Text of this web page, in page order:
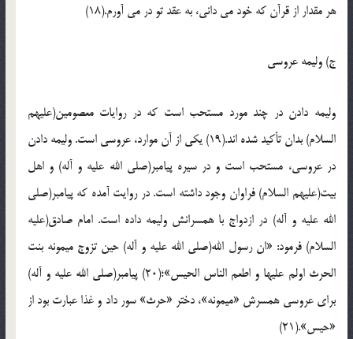
هر مقدار از قرآن که خود مي داني، به عقد تو در مي آورم.(18)
ج) وليمه عروسي
وليمه دادن در چند مورد مستحب است که در روايات معصومين(عليهم
السلام) بدان تأکيد شده اند.(19) يکي از آن موارد، عروسي است. وليمه دادن
در عروسي، مستحب است و در سيره پيامبر(صلي الله عليه و آله) و اهل
بيت(عليهم السلام) فراوان وجود داشته است. در روايت آمده که پيامبر(صلي
الله عليه و آله) در ازدواج با همسرانش وليمه داده است. امام صادق(عليه
السلام) فرمود: «ان رسول الله(صلي الله عليه و آله) حين تزوج ميمونه بنت
الحرث اولم عليها و اطعم الناس الحيس»؛(20) پيامبر(صلي الله عليه و آله)
براي عروسي همسرش «ميمونه»، دختر «حرث» سور داد و غذا عبارت بود از
«حيس».(21)